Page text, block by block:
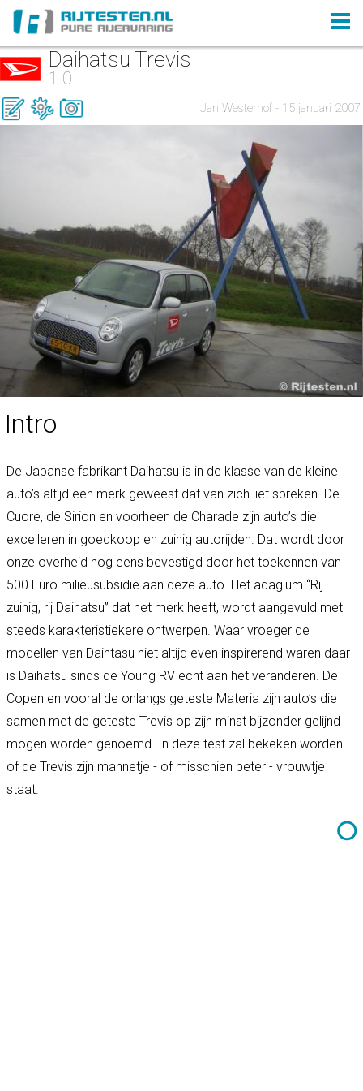
Daihatsu Trevis
1.0
Jan Westerhof - 15 januari 2007
Intro
De Japanse fabrikant Daihatsu is in de klasse van de kleine
auto’s altijd een merk geweest dat van zich liet spreken. De
Cuore, de Sirion en voorheen de Charade zijn auto’s die
excelleren in goedkoop en zuinig autorijden. Dat wordt door
onze overheid nog eens bevestigd door het toekennen van
500 Euro milieusubsidie aan deze auto. Het adagium “Rij
zuinig, rij Daihatsu” dat het merk heeft, wordt aangevuld met
steeds karakteristiekere ontwerpen. Waar vroeger de
modellen van Daihtasu niet altijd even inspirerend waren daar
is Daihatsu sinds de Young RV echt aan het veranderen. De
Copen en vooral de onlangs geteste Materia zijn auto’s die
samen met de geteste Trevis op zijn minst bijzonder gelijnd
mogen worden genoemd. In deze test zal bekeken worden
of de Trevis zijn mannetje - of misschien beter - vrouwtje
staat.